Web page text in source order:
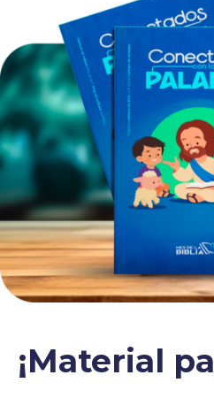
¡Material